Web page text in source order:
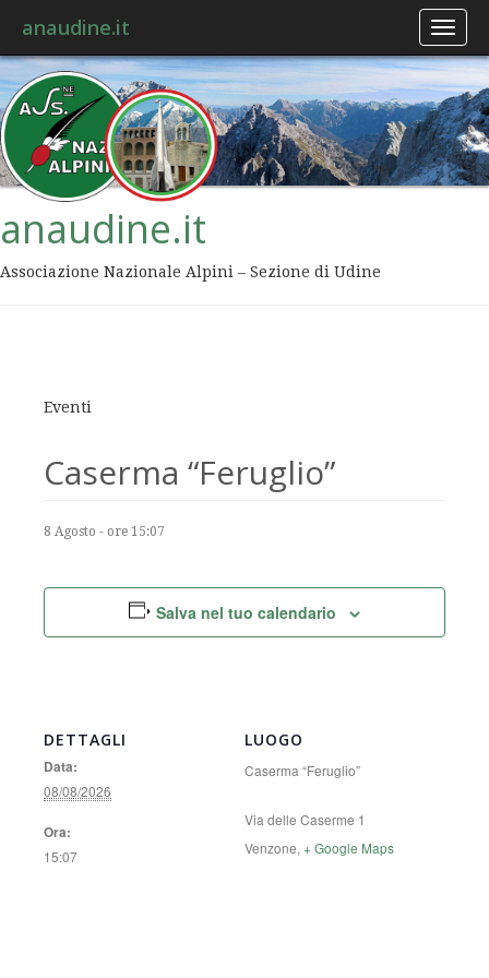
anaudine.it
anaudine.it
Associazione Nazionale Alpini – Sezione di Udine
Eventi
Caserma “Feruglio”
8 Agosto - ore 15:07
Salva nel tuo calendario
DETTAGLI
Data:
08/08/2026
Ora:
15:07
LUOGO
Caserma “Feruglio”
Via delle Caserme 1
Venzone, + Google Maps